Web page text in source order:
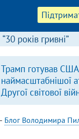
“30 років гривні”
Трамп готував
наймасштабнішої
Другої світової
Блог Володимира